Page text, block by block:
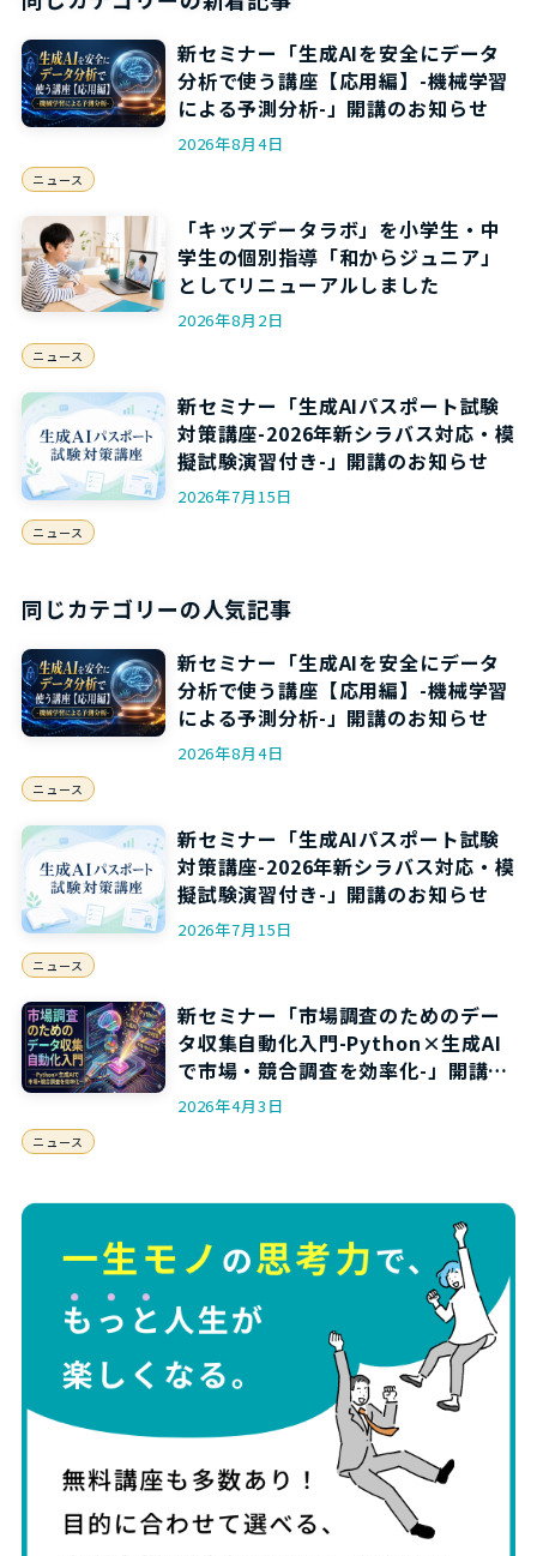
新セミナー「生成AIを安全にデータ
分析で使う講座【応用編】-機械学習
による予測分析-」開講のお知らせ
2026年8月4日
ニュース
「キッズデータラボ」を小学生・中
学生の個別指導「和からジュニア」
としてリニューアルしました
2026年8月2日
ニュース
新セミナー「生成AIパスポート試験
対策講座-2026年新シラバス対応・模
擬試験演習付き-」開講のお知らせ
2026年7月15日
ニュース
同じカテゴリーの人気記事
新セミナー「生成AIを安全にデータ
分析で使う講座【応用編】-機械学習
による予測分析-」開講のお知らせ
2026年8月4日
ニュース
新セミナー「生成AIパスポート試験
対策講座-2026年新シラバス対応・模
擬試験演習付き-」開講のお知らせ
2026年7月15日
ニュース
新セミナー「市場調査のためのデー
タ収集自動化入門-Python×生成AI
で市場・競合調査を効率化-」開講の
お知らせ
2026年4月3日
ニュース